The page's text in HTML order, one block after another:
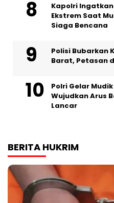
Kapolri
Ekstrem Saat
Siaga Bencana
Polisi Bubarkan
Barat, Petasan
Polri Gelar
Wujudkan Arus
Lancar
BERITA HUKRIM